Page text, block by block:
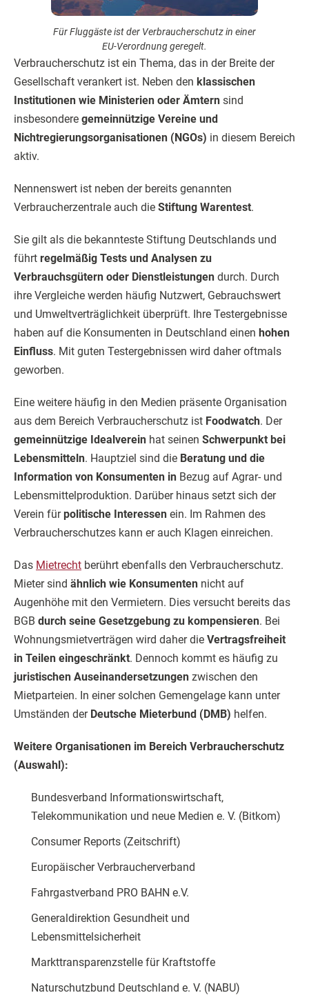
Für Fluggäste ist der Verbraucherschutz in einer
EU-Verordnung geregelt.
Verbraucherschutz ist ein Thema, das in der Breite der
Gesellschaft verankert ist. Neben den klassischen
Institutionen wie Ministerien oder Ämtern sind
insbesondere gemeinnützige Vereine und
Nichtregierungsorganisationen (NGOs) in diesem Bereich
aktiv.
Nennenswert ist neben der bereits genannten
Verbraucherzentrale auch die Stiftung Warentest.
Sie gilt als die bekannteste Stiftung Deutschlands und
führt regelmäßig Tests und Analysen zu
Verbrauchsgütern oder Dienstleistungen durch. Durch
ihre Vergleiche werden häufig Nutzwert, Gebrauchswert
und Umweltverträglichkeit überprüft. Ihre Testergebnisse
haben auf die Konsumenten in Deutschland einen hohen
Einfluss. Mit guten Testergebnissen wird daher oftmals
geworben.
Eine weitere häufig in den Medien präsente Organisation
aus dem Bereich Verbraucherschutz ist Foodwatch. Der
gemeinnützige Idealverein hat seinen Schwerpunkt bei
Lebensmitteln. Hauptziel sind die Beratung und die
Information von Konsumenten in Bezug auf Agrar- und
Lebensmittelproduktion. Darüber hinaus setzt sich der
Verein fürpolitische Interessen ein. Im Rahmen des
Verbraucherschutzes kann er auch Klagen einreichen.
Das Mietrecht berührt ebenfalls den Verbraucherschutz.
Mieter sind ähnlich wie Konsumenten nicht auf
Augenhöhe mit den Vermietern. Dies versucht bereits das
BGB durch seine Gesetzgebung zu kompensieren. Bei
Wohnungsmietverträgen wird daher die Vertragsfreiheit
in Teilen eingeschränkt. Dennoch kommt es häufig zu
juristischen Auseinandersetzungen zwischen den
Mietparteien. In einer solchen Gemengelage kann unter
Umständen der Deutsche Mieterbund (DMB) helfen.
Weitere Organisationen im Bereich Verbraucherschutz
(Auswahl):
Bundesverband Informationswirtschaft,
Telekommunikation und neue Medien e. V. (Bitkom)
Consumer Reports (Zeitschrift)
Europäischer Verbraucherverband
Fahrgastverband PRO BAHN e.V.
Generaldirektion Gesundheit und
Lebensmittelsicherheit
Markttransparenzstelle für Kraftstoffe
Naturschutzbund Deutschland e. V. (NABU)